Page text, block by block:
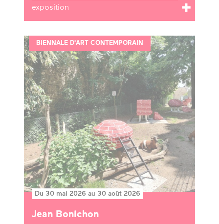
exposition
BIENNALE D'ART CONTEMPORAIN
Du 30 mai 2026 au 30 août 2026
Jean Bonichon